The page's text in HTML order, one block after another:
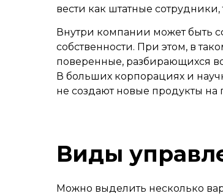
вести как штатные
Внутри компании может быть
собственности. При этом, в
поверенные, разбирающихся
В больших корпорациях и
не создают новые продукты
Виды
Можно выделить несколько